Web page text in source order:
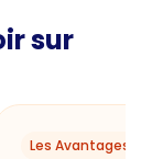
sur
Les Avantages